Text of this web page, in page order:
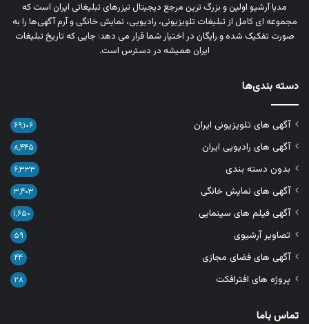
مدیا آرشیو اولین و بزرگ‌ ترین مرجع دیجیتال تیزرهای تبلیغاتی ایران است که
مجموعه‌ ای کامل از تبلیغات تلویزیونی، رادیویی، نمایش خانگی و آرم‌ آگهی‌ها را به‌
صورت تفکیک‌ شده و رایگان در اختیار شما قرار می‌ دهد؛ جایی که تاریخ تبلیغات
ایران همیشه در دسترس است.
دسته بندی‌ها
آگهی های تلویزیونی ایران ۶۹,۱۰۶
آگهی های رادیویی ایران ۸,۴۴۵
بدون دسته بندی ۶,۳۳۳
آگهی های نمایش خانگی ۳,۴۰۳
آگهی فیلم های سینمایی ۱,۶۵۰
تصاویر آرشیوی ۵۹
آگهی های فضای مجازی ۴۴
پروژه های افترافکت ۲۸
تماس باما